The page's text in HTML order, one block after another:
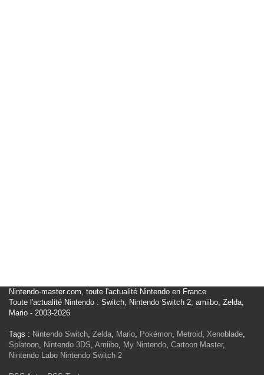
Nintendo-master.com, toute l'actualité Nintendo en France
Toute l'actualité Nintendo : Switch, Nintendo Switch 2, amiibo, Zelda,
Mario - 2003-2026
Tags : Nintendo Switch, Zelda, Mario, Pokémon, Metroid, Xenoblade,
Splatoon, Nintendo 3DS, Amiibo, My Nintendo, Cartoon Master,
Nintendo Labo Nintendo Switch 2